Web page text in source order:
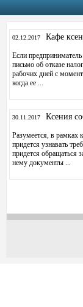
02.12.2017 Кафе
Если
письмо об отказе
рабочих дней с
когда ее ...
30.11.2017 Ксения
Разумеется, в рамках
придется узнавать
придется обращаться
нему документы ...